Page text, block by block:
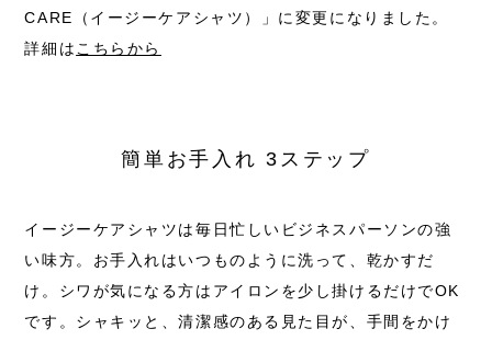
CARE（イージーケアシャツ）」に変更になりました。
詳細はこちらから
簡単お手入れ 3ステップ
イージーケアシャツは毎日忙しいビジネスパーソンの強
い味方。お手入れはいつものように洗って、乾かすだ
け。シワが気になる方はアイロンを少し掛けるだけでOK
です。シャキッと、清潔感のある見た目が、手間をかけ